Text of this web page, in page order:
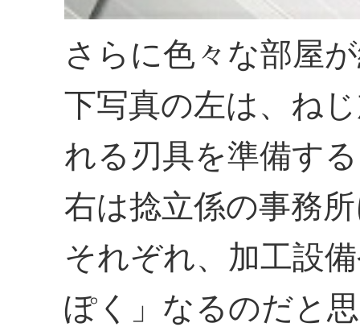
さらに色々な部屋
下写真の左は、ね
れる刃具を準備す
右は捻立係の事務
それぞれ、加工設
ぽく」なるのだと